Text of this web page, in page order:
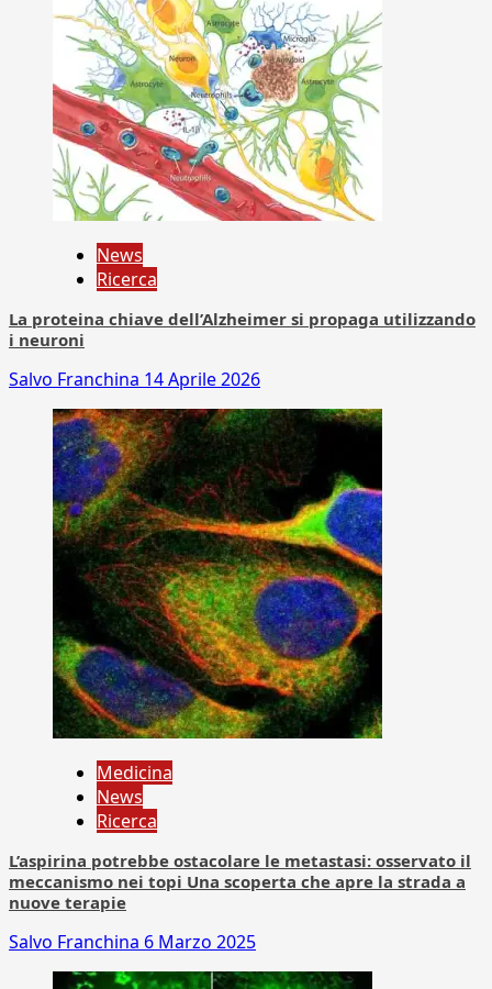
News
Ricerca
La proteina chiave dell’Alzheimer si propaga utilizzando
i neuroni
Salvo Franchina 14 Aprile 2026
Medicina
News
Ricerca
L’aspirina potrebbe ostacolare le metastasi: osservato il
meccanismo nei topi Una scoperta che apre la strada a
nuove terapie
Salvo Franchina 6 Marzo 2025